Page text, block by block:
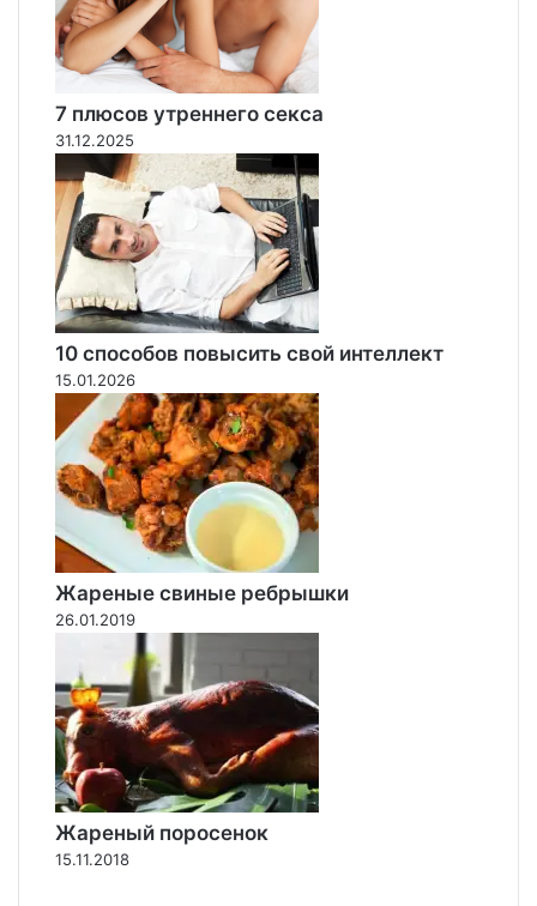
7 плюсов утреннего секса
31.12.2025
10 способов повысить свой интеллект
15.01.2026
Жареные свиные ребрышки
26.01.2019
Жареный поросенок
15.11.2018